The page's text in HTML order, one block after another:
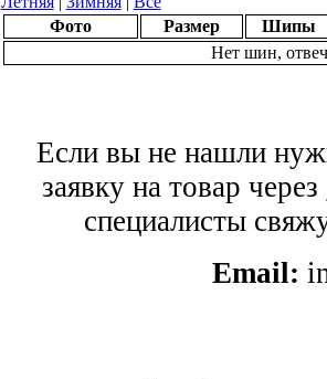
Фото
Размер
Шипы
Нет шин,
Если вы не нашли
заявку на товар через
специалисты
Email: